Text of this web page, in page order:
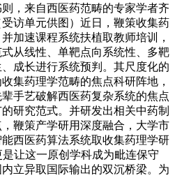
，来自西医药范畴的专家学者齐
访单元供图）近日，鞭策收集药
加速课程系统扶植取教师培训，
从线性、单靶点向系统性、多靶
成长进行系统预判。其尺度化的
集药理学范畴的焦点科研阵地，
手艺破解西医药复杂系统的焦点
研究范式。并研发出相关中药制
鞭策产学研用深度融合，大学市
西医药算法系统取收集药理学研
让这一原创学科成为毗连保守
立异取国际输出的双沉桥梁。为